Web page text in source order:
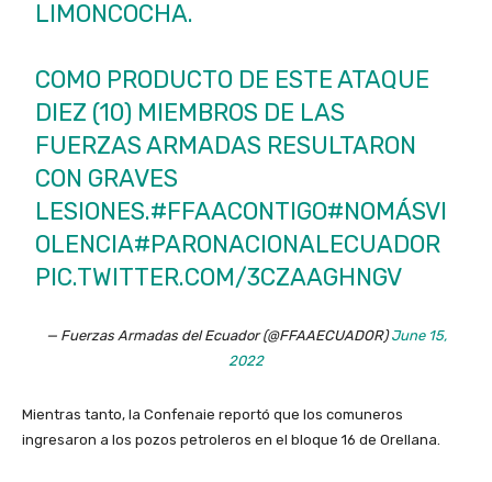
LIMONCOCHA.
COMO PRODUCTO DE ESTE ATAQUE
DIEZ (10) MIEMBROS DE LAS
FUERZAS ARMADAS RESULTARON
CON GRAVES
LESIONES.#FFAACONTIGO#NOMÁSVI
OLENCIA#PARONACIONALECUADOR
PIC.TWITTER.COM/3CZAAGHNGV
— Fuerzas Armadas del Ecuador (@FFAAECUADOR)June 15,
2022
Mientras tanto, la Confenaie reportó que los comuneros
ingresaron a los pozos petroleros en el bloque 16 de Orellana.